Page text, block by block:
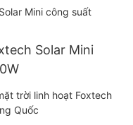
Solar Mini